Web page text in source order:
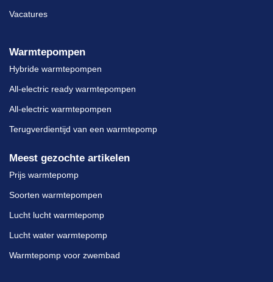
Vacatures
Warmtepompen
Hybride warmtepompen
All-electric ready warmtepompen
All-electric warmtepompen
Terugverdientijd van een warmtepomp
Meest gezochte artikelen
Prijs warmtepomp
Soorten warmtepompen
Lucht lucht warmtepomp
Lucht water warmtepomp
Warmtepomp voor zwembad